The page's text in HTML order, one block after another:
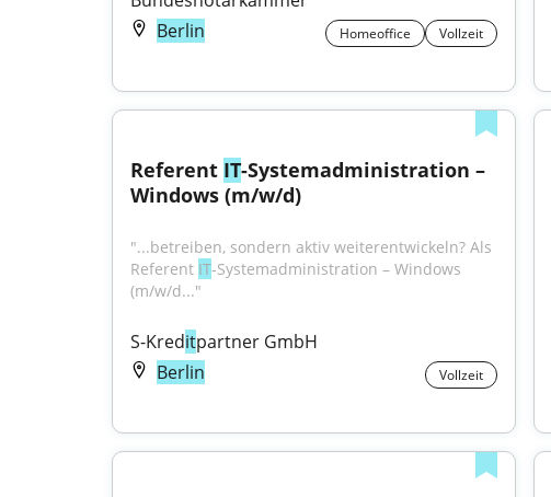
Berlin
Homeoffice Vollzeit
Referent IT-Systemadministration –
Windows (m/w/d)
"...betreiben, sondern aktiv weiterentwickeln? Als
Referent IT‑System­administration – Windows
(m/w/d..."
S-Kreditpartner GmbH
Berlin
Vollzeit